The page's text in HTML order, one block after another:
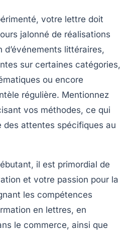
votre lettre doit
jalonné de réalisations
littéraires,
sur certaines catégories,
ou encore
régulière. Mentionnez
vos méthodes, ce qui
des attentes spécifiques au
il est primordial de
et votre passion pour la
les compétences
en lettres, en
le commerce, ainsi que